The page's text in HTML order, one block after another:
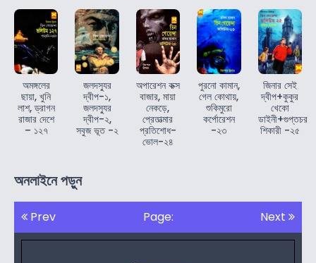
অমঙ্গলের
ছায়া, খুনি
লাশ, ড্রাগন
রাজার দেশে
– ১২৭
জলদস্যুর
দ্বীপ-১,
জলদস্যুর
দ্বীপ-২,
সবুজ ভূত -২
অপারেশন কক্স
বাজার, মায়া
নেকড়ে,
প্রেতাত্মার
প্রতিশোধ-
ভোল-২৪
পুরনো কামান,
গেল কোথায়,
শুকিমুরো
কর্পোরেশন
-২৩
জিনার সেই
দ্বীপ+কুকুর
খেকো
ডাইনী+গুপ্তচর
শিকারী -২৫
অনলাইনে পড়ুন
Prev Page: Next